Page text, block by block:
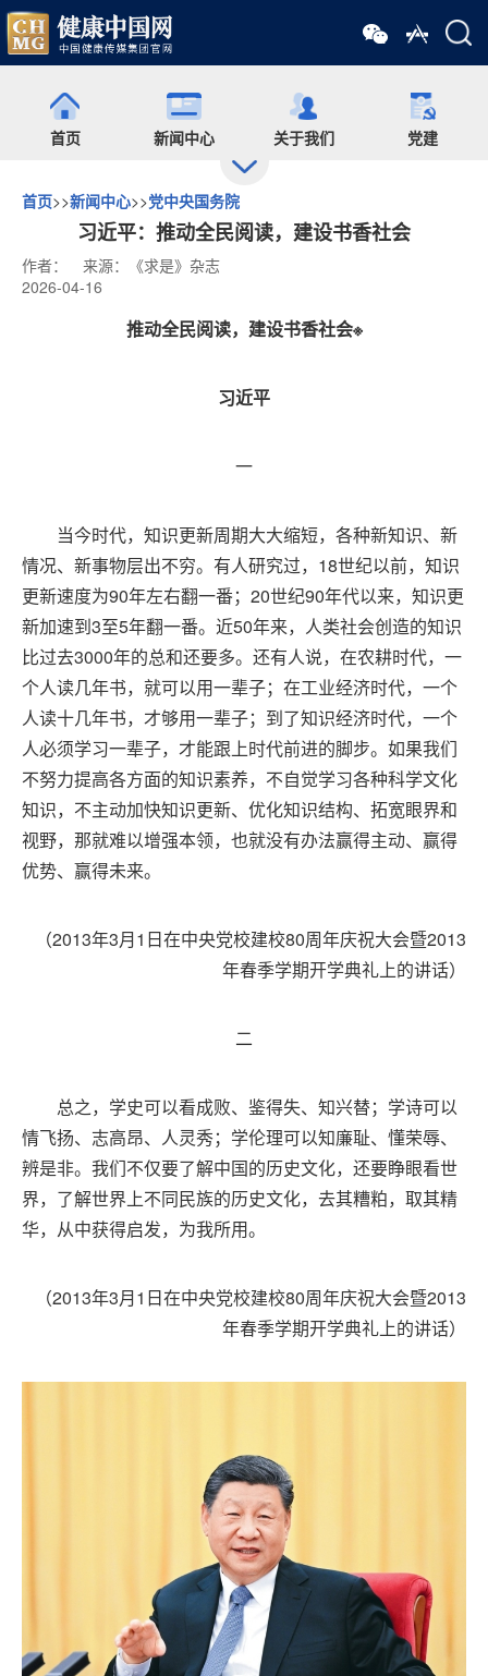
首页 新闻中心 关于我们 党建
出版 食药网 培训
药师在线
首页>>新闻中心>>党中央国务院
习近平：推动全民阅读，建设书香社会
作者：
来源：《求是》杂志
2026-04-16
推动全民阅读，建设书香社会※
习近平
一
当今时代，知识更新周期大大缩短，各种新知识、新
情况、新事物层出不穷。有人研究过，18世纪以前，知识
更新速度为90年左右翻一番；20世纪90年代以来，知识更
新加速到3至5年翻一番。近50年来，人类社会创造的知识
比过去3000年的总和还要多。还有人说，在农耕时代，一
个人读几年书，就可以用一辈子；在工业经济时代，一个
人读十几年书，才够用一辈子；到了知识经济时代，一个
人必须学习一辈子，才能跟上时代前进的脚步。如果我们
不努力提高各方面的知识素养，不自觉学习各种科学文化
知识，不主动加快知识更新、优化知识结构、拓宽眼界和
视野，那就难以增强本领，也就没有办法赢得主动、赢得
优势、赢得未来。
（2013年3月1日在中央党校建校80周年庆祝大会暨2013
年春季学期开学典礼上的讲话）
二
总之，学史可以看成败、鉴得失、知兴替；学诗可以
情飞扬、志高昂、人灵秀；学伦理可以知廉耻、懂荣辱、
辨是非。我们不仅要了解中国的历史文化，还要睁眼看世
界，了解世界上不同民族的历史文化，去其糟粕，取其精
华，从中获得启发，为我所用。
（2013年3月1日在中央党校建校80周年庆祝大会暨2013
年春季学期开学典礼上的讲话）